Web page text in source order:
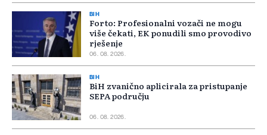
BIH
Forto: Profesionalni vozači ne mogu
više čekati, EK ponudili smo provodivo
rješenje
06. 08. 2026.
BIH
BiH zvanično aplicirala za pristupanje
SEPA području
06. 08. 2026.